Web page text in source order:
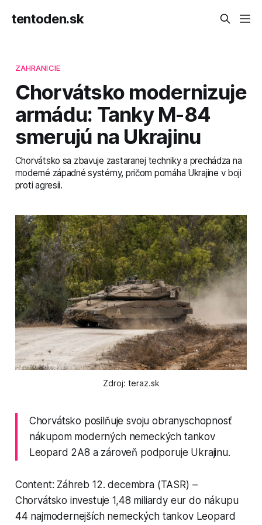
tentoden.sk
ZAHRANICIE
Chorvátsko modernizuje
armádu: Tanky M-84
smerujú na Ukrajinu
Chorvátsko sa zbavuje zastaranej techniky a prechádza na
moderné západné systémy, pričom pomáha Ukrajine v boji
proti agresii.
Zdroj: teraz.sk
Chorvátsko posilňuje svoju obranyschopnosť
nákupom moderných nemeckých tankov
Leopard 2A8 a zároveň podporuje Ukrajinu.
Content: Záhreb 12. decembra (TASR) –
Chorvátsko investuje 1,48 miliardy eur do nákupu
44 najmodernejších nemeckých tankov Leopard